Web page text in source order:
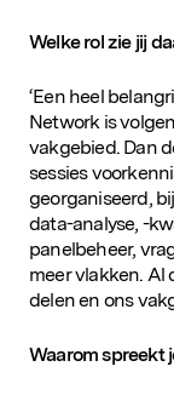
Welke rol zie jij
‘Een heel
Network is
vakgebied. Dan
sessies
georganiseerd,
data-analyse, -
panelbeheer,
meer vlakken. Al
delen en ons
Waarom spreekt